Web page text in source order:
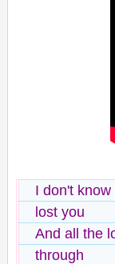
I don't
lost you
And all the
through